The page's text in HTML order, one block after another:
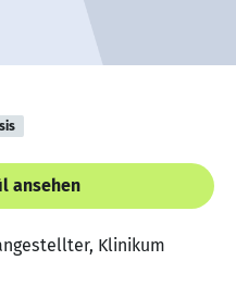
ansehen
Klinikum